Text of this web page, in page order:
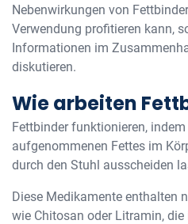
Nebenwirkungen von
Verwendung profitieren kann,
Informationen im
diskutieren.
Wie arbeiten
Fettbinder funktionieren,
aufgenommenen Fettes im
durch den Stuhl ausscheiden
Diese Medikamente enthalten
wie Chitosan oder Litramin, die